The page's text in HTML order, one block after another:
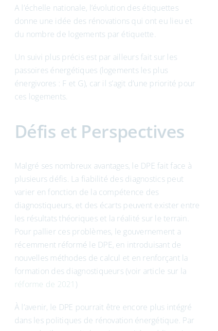
A l’échelle nationale, l’évolution des étiquettes
donne une idée des rénovations qui ont eu lieu et
du nombre de logements par étiquette.
Un suivi plus précis est par ailleurs fait sur les
passoires énergétiques (logements les plus
énergivores : F et G), car il s’agit d’une priorité pour
ces logements.
Défis et Perspectives
Malgré ses nombreux avantages, le DPE fait face à
plusieurs défis. La fiabilité des diagnostics peut
varier en fonction de la compétence des
diagnostiqueurs, et des écarts peuvent exister entre
les résultats théoriques et la réalité sur le terrain.
Pour pallier ces problèmes, le gouvernement a
récemment réformé le DPE, en introduisant de
nouvelles méthodes de calcul et en renforçant la
formation des diagnostiqueurs (voir article sur la
réforme de 2021 )
À l’avenir, le DPE pourrait être encore plus intégré
dans les politiques de rénovation énergétique. Par